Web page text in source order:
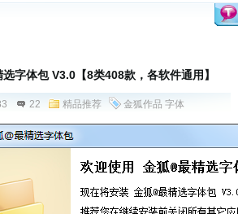
字体包 V3.0【8类408款，各软件通用】
22 精品推荐 金狐作品 字体